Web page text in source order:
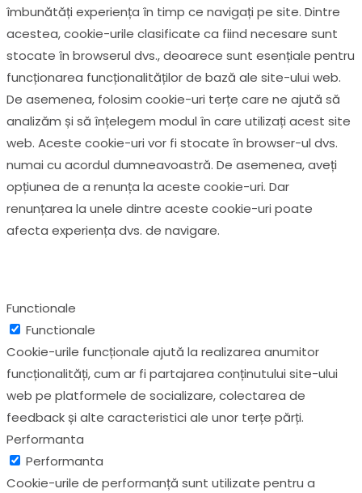
îmbunătăți experiența în timp ce navigați pe site. Dintre
acestea, cookie-urile clasificate ca fiind necesare sunt
stocate în browserul dvs., deoarece sunt esențiale pentru
funcționarea funcționalităților de bază ale site-ului web.
De asemenea, folosim cookie-uri terțe care ne ajută să
analizăm și să înțelegem modul în care utilizați acest site
web. Aceste cookie-uri vor fi stocate în browser-ul dvs.
numai cu acordul dumneavoastră. De asemenea, aveți
opțiunea de a renunța la aceste cookie-uri. Dar
renunțarea la unele dintre aceste cookie-uri poate
afecta experiența dvs. de navigare.
Functionale
Functionale
Cookie-urile funcționale ajută la realizarea anumitor
funcționalități, cum ar fi partajarea conținutului site-ului
web pe platformele de socializare, colectarea de
feedback și alte caracteristici ale unor terțe părți.
Performanta
Performanta
Cookie-urile de performanță sunt utilizate pentru a